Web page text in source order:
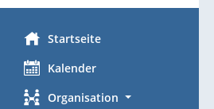
Startseite
Kalender
Organisation